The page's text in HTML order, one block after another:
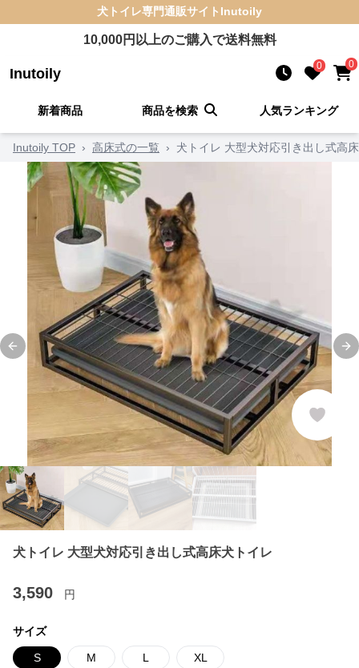
犬トイレ専門通販サイト Inutoily
10,000円以上のご購入で送料無料
Inutoily 0 0
新着商品 商品を検索 人気ランキング
Inutoily TOP › 高床式の一覧 › 犬トイレ 大型犬対応引き出し式高
Previous slide
犬トイレ 大型犬対応引き出し式高床犬トイレ
3,590 円
サイズ
S M L XL